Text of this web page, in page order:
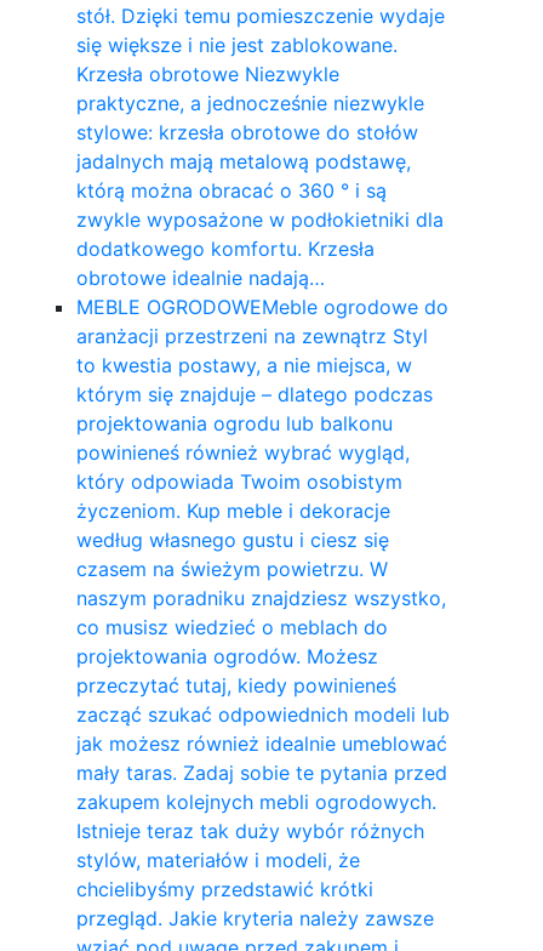
stół. Dzięki temu pomieszczenie wydaje
się większe i nie jest zablokowane.
Krzesła obrotowe Niezwykle
praktyczne, a jednocześnie niezwykle
stylowe: krzesła obrotowe do stołów
jadalnych mają metalową podstawę,
którą można obracać o 360 ° i są
zwykle wyposażone w podłokietniki dla
dodatkowego komfortu. Krzesła
obrotowe idealnie nadają…
MEBLE OGRODOWEMeble ogrodowe do
aranżacji przestrzeni na zewnątrz Styl
to kwestia postawy, a nie miejsca, w
którym się znajduje – dlatego podczas
projektowania ogrodu lub balkonu
powinieneś również wybrać wygląd,
który odpowiada Twoim osobistym
życzeniom. Kup meble i dekoracje
według własnego gustu i ciesz się
czasem na świeżym powietrzu. W
naszym poradniku znajdziesz wszystko,
co musisz wiedzieć o meblach do
projektowania ogrodów. Możesz
przeczytać tutaj, kiedy powinieneś
zacząć szukać odpowiednich modeli lub
jak możesz również idealnie umeblować
mały taras. Zadaj sobie te pytania przed
zakupem kolejnych mebli ogrodowych.
Istnieje teraz tak duży wybór różnych
stylów, materiałów i modeli, że
chcielibyśmy przedstawić krótki
przegląd. Jakie kryteria należy zawsze